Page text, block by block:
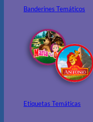
Banderines Temáticos
Etiquetas Temáticas